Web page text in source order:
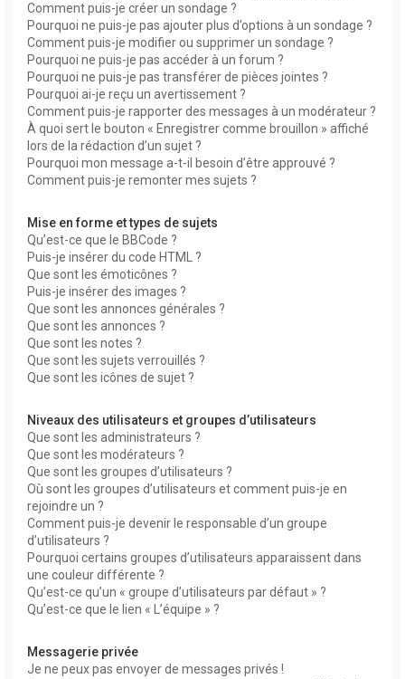
Comment puis-je créer un sondage ?
Pourquoi ne puis-je pas ajouter plus d’options à un sondage ?
Comment puis-je modifier ou supprimer un sondage ?
Pourquoi ne puis-je pas accéder à un forum ?
Pourquoi ne puis-je pas transférer de pièces jointes ?
Pourquoi ai-je reçu un avertissement ?
Comment puis-je rapporter des messages à un modérateur ?
À quoi sert le bouton « Enregistrer comme brouillon » affiché
lors de la rédaction d’un sujet ?
Pourquoi mon message a-t-il besoin d’être approuvé ?
Comment puis-je remonter mes sujets ?
Mise en forme et types de sujets
Qu’est-ce que le BBCode ?
Puis-je insérer du code HTML ?
Que sont les émoticônes ?
Puis-je insérer des images ?
Que sont les annonces générales ?
Que sont les annonces ?
Que sont les notes ?
Que sont les sujets verrouillés ?
Que sont les icônes de sujet ?
Niveaux des utilisateurs et groupes d’utilisateurs
Que sont les administrateurs ?
Que sont les modérateurs ?
Que sont les groupes d’utilisateurs ?
Où sont les groupes d’utilisateurs et comment puis-je en
rejoindre un ?
Comment puis-je devenir le responsable d’un groupe
d’utilisateurs ?
Pourquoi certains groupes d’utilisateurs apparaissent dans
une couleur différente ?
Qu’est-ce qu’un « groupe d’utilisateurs par défaut » ?
Qu’est-ce que le lien « L’équipe » ?
Messagerie privée
Je ne peux pas envoyer de messages privés !